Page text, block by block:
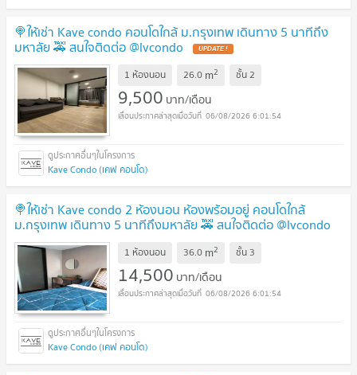
🍭ให้เช่า Kave condo คอนโดใกล้ ม.กรุงเทพ เดินทาง 5 นาทีถึง
มหาลัย 🚕 สนใจติดต่อ @lvcondo
1 ห้องนอน 26.0 m2 ชั้น2
9,500 บาท/เดือน
06/08/2026 6:01:54
Kave Condo (เคฟ คอนโด)
🍭ให้เช่า Kave condo 2 ห้องนอน ห้องพร้อมอยู่ คอนโดใกล้
ม.กรุงเทพ เดินทาง 5 นาทีถึงมหาลัย 🚕 สนใจติดต่อ @lvcondo
1 ห้องนอน 36.0 m2 ชั้น 3
14,500 บาท/เดือน
06/08/2026 6:01:54
Kave Condo (เคฟ คอนโด)